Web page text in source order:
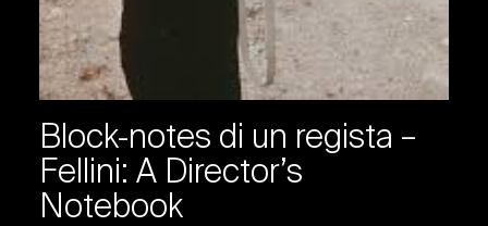
Block-notes di un regista –
Fellini: A Director’s
Notebook